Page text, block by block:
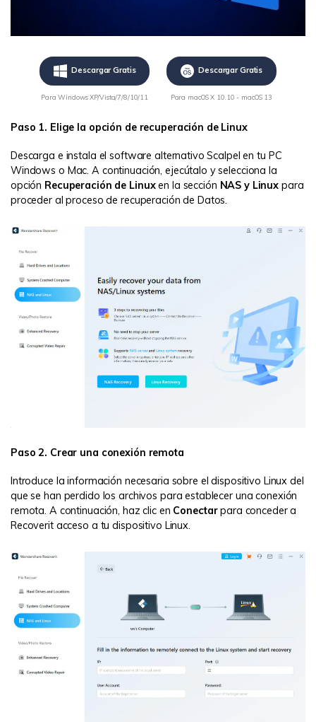
Descargar Gratis
Para Windows XP/Vista/7/8/10/11
Descargar Gratis
Para macOS X 10.10 - macOS 13
Paso 1. Elige la opción de recuperación de Linux
Descarga e instala el software alternativo Scalpel en tu PC
Windows o Mac. A continuación, ejecútalo y selecciona la
opción Recuperación de Linux en la sección NAS y Linux para
proceder al proceso de recuperación de Datos.
Paso 2. Crear una conexión remota
Introduce la información necesaria sobre el dispositivo Linux del
que se han perdido los archivos para establecer una conexión
remota. A continuación, haz clic en Conectar para conceder a
Recoverit acceso a tu dispositivo Linux.